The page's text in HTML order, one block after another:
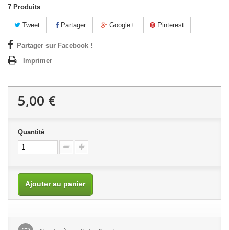
7 Produits
Tweet Partager Google+ Pinterest
Partager sur Facebook !
Imprimer
5,00 €
Quantité
Ajouter au panier